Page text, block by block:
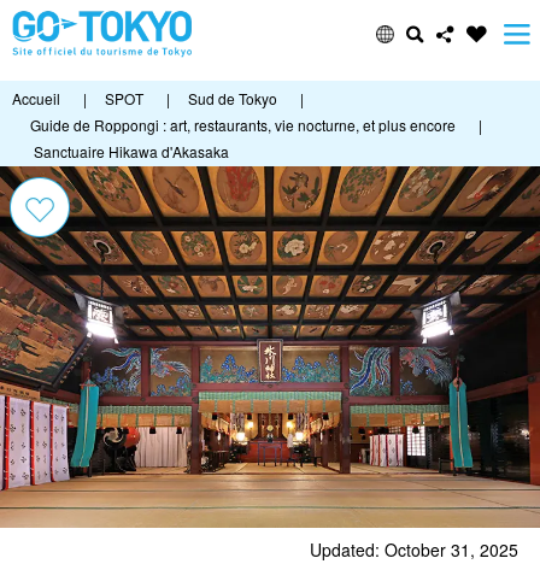
Accueil | SPOT | Sud de Tokyo
|
Guide de Roppongi : art, restaurants, vie nocturne, et plus encore
|
Sanctuaire Hikawa d'Akasaka
Updated: October 31, 2025